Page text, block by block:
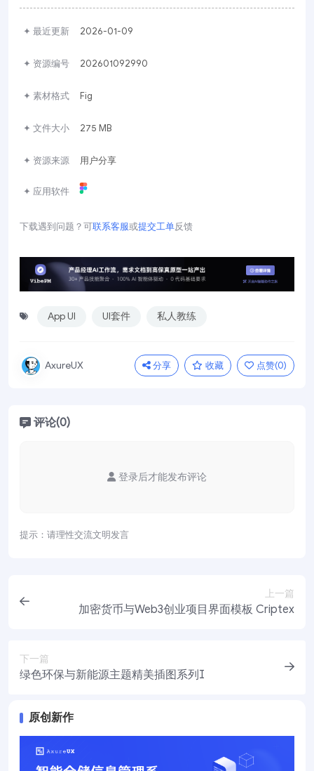
✦ 最近更新 2026-01-09
✦ 资源编号 202601092990
✦ 素材格式 Fig
✦ 文件大小 275 MB
✦ 资源来源 用户分享
✦ 应用软件
下载遇到问题？可联系客服或提交工单反馈
App UI UI套件 私人教练
AxureUX 分享 收藏 点赞(0)
评论(0)
提示：请理性交流文明发言
登录后才能发布评论
上一篇
加密货币与Web3创业项目界面模板 Criptex
下一篇
绿色环保与新能源主题精美插图系列Ⅰ
原创新作